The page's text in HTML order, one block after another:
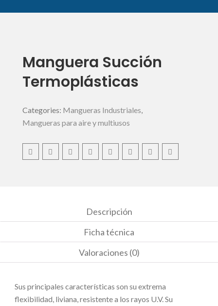
Manguera Succión
Termoplásticas
Categories: Mangueras Industriales,
Mangueras para aire y multiusos
Descripción
Ficha técnica
Valoraciones (0)
Sus principales características son su extrema
flexibilidad, liviana, resistente a los rayos U.V. Su